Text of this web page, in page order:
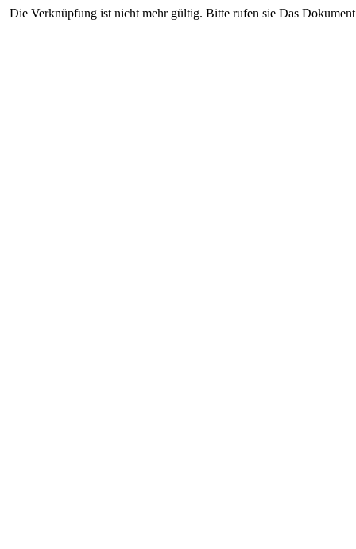
Die Verknüpfung ist nicht mehr gültig. Bitte rufen sie Das Dokument